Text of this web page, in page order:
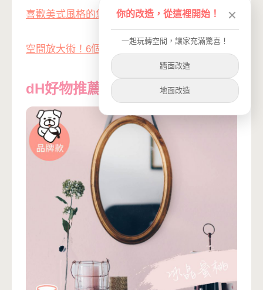
喜歡美式風格的您，loft風的四大特點！
空間放大術！6個元素小坪數也有大氣場
dH好物推薦
你的改造，從這裡開始！ ✕
一起玩轉空間，讓家充滿驚喜！
牆面改造
地面改造